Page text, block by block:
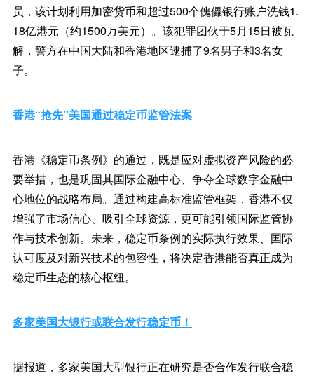
员，该计划利用加密货币和超过500个傀儡银行账户洗钱1.
18亿港元（约1500万美元）。该犯罪团伙于5月15日被瓦
解，警方在中国大陆和香港地区逮捕了9名男子和3名女
子。
香港“抢先”美国通过稳定币监管法案
香港《稳定币条例》的通过，既是应对虚拟资产风险的必
要举措，也是巩固其国际金融中心、争夺全球数字金融中
心地位的战略布局。通过构建高标准监管框架，香港不仅
增强了市场信心、吸引全球资源，更可能引领国际监管协
作与技术创新。未来，稳定币条例的实际执行效果、国际
认可度及对新兴技术的包容性，将决定香港能否真正成为
稳定币生态的核心枢纽。
多家美国大银行或联合发行稳定币！
据报道，多家美国大型银行正在研究是否合作发行联合稳